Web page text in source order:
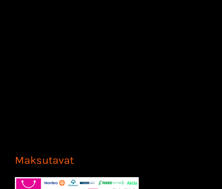
Maksutavat